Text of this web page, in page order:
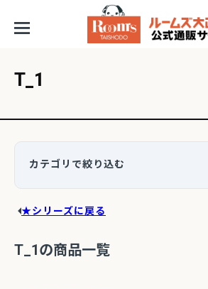
T_1
★シリーズに戻る
T_1の商品一覧